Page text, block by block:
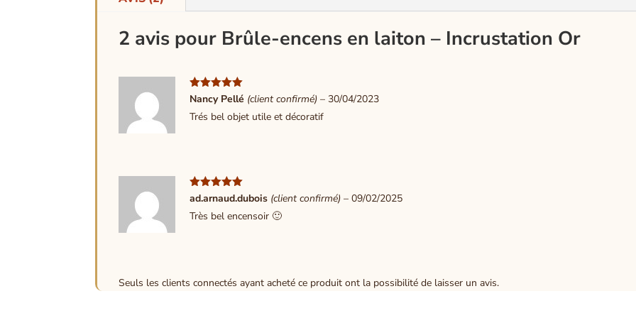
2 avis pour Brûle-encens en laiton – Incrustation Or
Note5 sur
Nancy Pellé (client confirmé) – 30/04/2023
Trés bel objet utile et décoratif
Note5sur
ad.arnaud.dubois (client confirmé) – 09/02/2025
Très bel encensoir 🙂
Seuls les clients connectés ayant acheté ce produit ont la possibilité de laisser un avis.